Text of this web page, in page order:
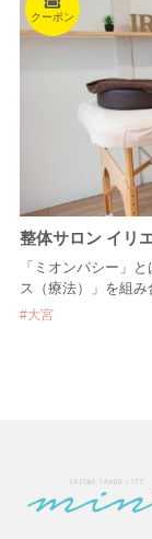
整体サロン イリ
「ミオンパシー」
ス（療法）」を組
クーポン
大宮